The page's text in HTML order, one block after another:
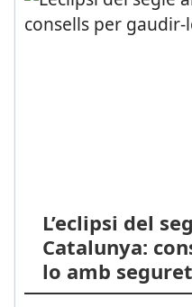
L’eclipsi del
Catalunya:
lo amb